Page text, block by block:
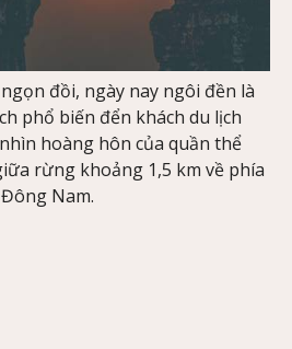
đồi, ngày nay ngôi đền là
phổ biến đển khách du lịch
hoàng hôn của quần thể
rừng khoảng 1,5 km về phía
Đông Nam.